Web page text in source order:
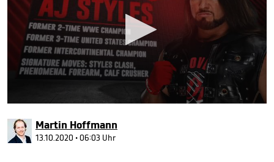
seconds
of
4
minutes,
Martin Hoffmann
13.10.2020 • 06:03 Uhr